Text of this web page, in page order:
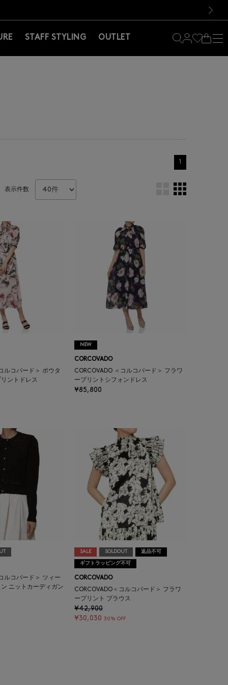
STAFF STYLING OUTLET
1
表示件数
ルコバード＞ ボウタ
ントドレス
NEW
CORCOVADO
CORCOVADO ＜コルコバード＞ フラワ
ープリントシフォンドレス
¥85,800
ルコバード＞ ツィー
ニットカーディガン
SALE SOLDOUT 返品不可
ギフトラッピング不可
CORCOVADO
CORCOVADO＜コルコバード＞ フラワ
ープリント ブラウス
¥42,900
¥30,030 30% OFF